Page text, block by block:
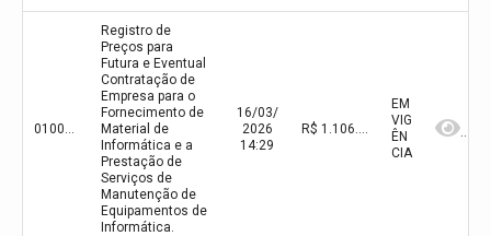
0100/2026
Registro de
Preços para
Futura e Eventual
Contratação de
Empresa para o
Fornecimento de
Material de
Informática e a
Prestação de
Serviços de
Manutenção de
Equipamentos de
Informática.
16/03/
2026
14:29
R$ 1.106.543,76(valor inicial) R$ 1.106.543,76(valor atualizado)
EM
VIG
ÊN
CIA